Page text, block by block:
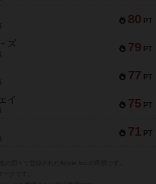
80 PT
79 PT
ズ
77 PT
75 PT
イ
71 PT